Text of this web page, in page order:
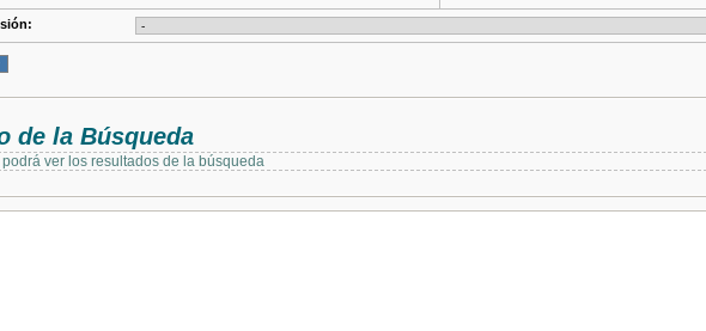
de la Búsqueda
podrá ver los resultados de la búsqueda